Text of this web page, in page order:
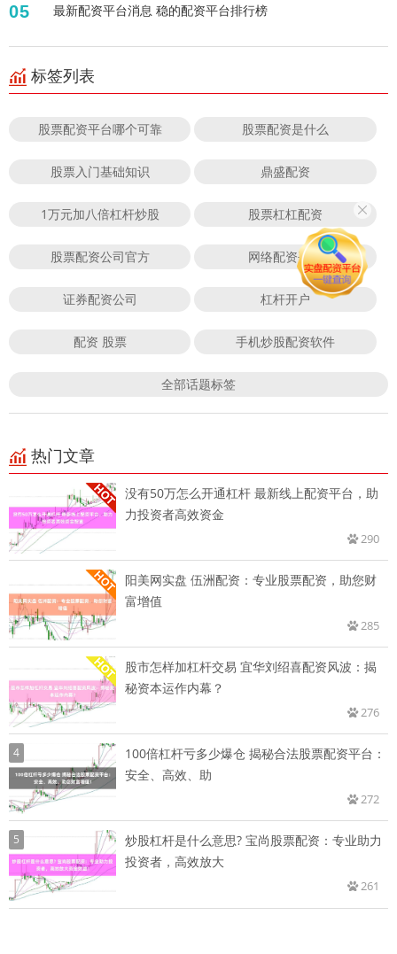
05 最新配资平台消息 稳的配资平台排行榜
标签列表
股票配资平台哪个可靠 股票配资是什么
股票入门基础知识 鼎盛配资
1万元加八倍杠杆炒股 股票杠杠配资
股票配资公司官方 网络配资平台
证券配资公司 杠杆开户
配资 股票 手机炒股配资软件
全部话题标签
热门文章
没有50万怎么开通杠杆 最新线上配资平台，助
力投资者高效资金
290
阳美网实盘 伍洲配资：专业股票配资，助您财
富增值
285
股市怎样加杠杆交易 宜华刘绍喜配资风波：揭
秘资本运作内幕？
276
4
100倍杠杆亏多少爆仓 揭秘合法股票配资平台：
安全、高效、助
272
5
炒股杠杆是什么意思? 宝尚股票配资：专业助力
投资者，高效放大
261